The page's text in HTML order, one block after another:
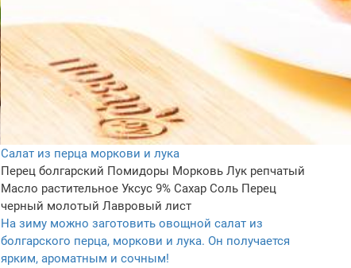
Салат из перца моркови и лука
Перец болгарский Помидоры Морковь Лук репчатый
Масло растительное Уксус 9% Сахар Соль Перец
черный молотый Лавровый лист
На зиму можно заготовить овощной салат из
болгарского перца, моркови и лука. Он получается
ярким, ароматным и сочным!